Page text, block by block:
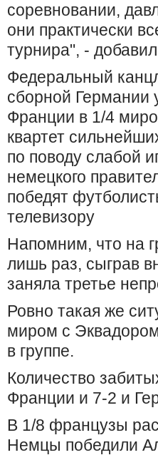
соревновании,
они практически
турнира", -
Федеральный
сборной Германии
Франции в 1/4
квартет
по поводу слабой
немецкого
победят
телевизору
Напомним, что на
лишь раз, сыграв
заняла третье
Ровно такая же
миром с
в группе.
Количество
Франции и 7-2 и
В 1/8 французы
Немцы победили